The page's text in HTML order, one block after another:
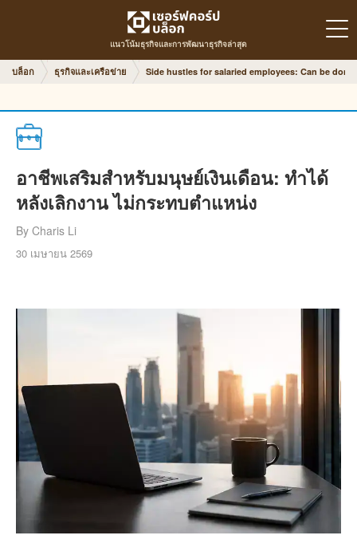
แนวโน้มธุรกิจและการพัฒนาธุรกิจล่าสุด
บล็อก ธุรกิจและเครือข่าย Side hustles for salaried employees: Can be
อาชีพเสริมสำหรับมนุษย์เงินเดือน: ทำได้
หลังเลิกงาน ไม่กระทบตำแหน่ง
By Charis Li
30 เมษายน 2569